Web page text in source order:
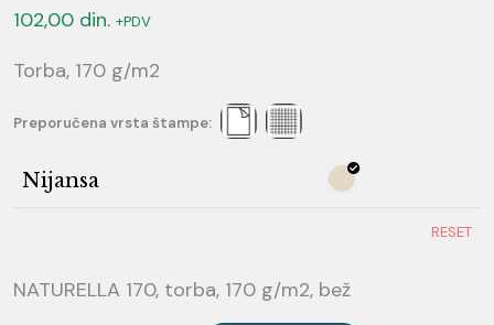
102,00 din. +PDV
Torba, 170 g/m2
Preporučena vrsta štampe:
Nijansa
RESET
NATURELLA 170, torba, 170 g/m2, bež